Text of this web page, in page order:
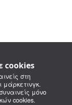
cookies
στη
μάρκετινγκ.
μόνο
cookies.